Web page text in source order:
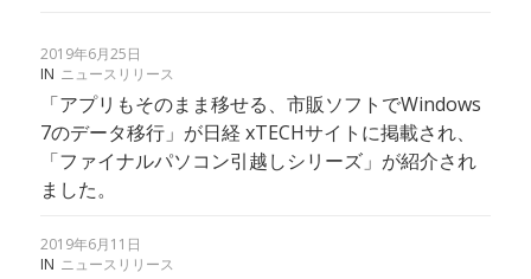
2019年6月25日
IN ニュースリリース
「アプリもそのまま移せる、市販ソフトでWindows
7のデータ移行」が日経 xTECHサイトに掲載され、
「ファイナルパソコン引越しシリーズ」が紹介され
ました。
2019年6月11日
IN ニュースリリース